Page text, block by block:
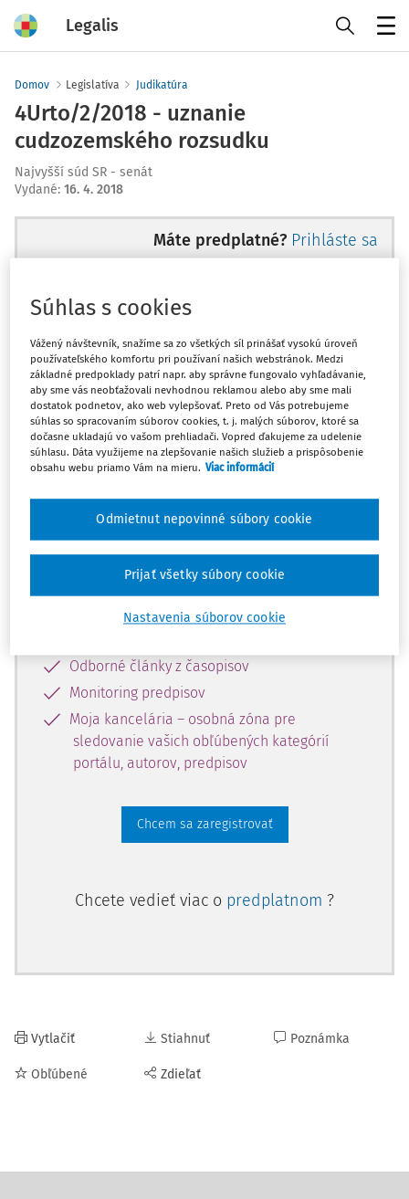
Legalis
Domov Legislatíva Judikatúra
4Urto/2/2018 - uznanie
cudzozemského rozsudku
Najvyšší súd SR - senát
Vydané: 16. 4. 2018
Máte predplatné? Prihláste sa
Ups, zatiaľ ste si prečítali len
začiatok...
Celý odborný obsah z tejto oblasti je
dostupný predplatiteľom portálu.
Odomknite si prístup k odbornému
obsahu a získajte prístup na 10 dní
zdarma, stačí sa len zaregistrovať.
Vďaka registrácii získate prístup aj k
vybranému obsahu:
Odborné články z časopisov
Monitoring predpisov
Moja kancelária – osobná zóna pre
sledovanie vašich obľúbených kategórií
portálu, autorov, predpisov
Chcem sa zaregistrovať
Chcete vedieť viac o predplatnom ?
Vytlačiť
Obľúbené
Stiahnuť
Zdieľať
Poznámka
Súhlas s cookies
Vážený návštevník, snažíme sa zo všetkých síl prinášať vysokú úroveň
používateľského komfortu pri používaní našich webstránok. Medzi
základné predpoklady patrí napr. aby správne fungovalo vyhľadávanie,
aby sme vás neobťažovali nevhodnou reklamou alebo aby sme mali
dostatok podnetov, ako web vylepšovať. Preto od Vás potrebujeme
súhlas so spracovaním súborov cookies, t. j. malých súborov, ktoré sa
dočasne ukladajú vo vašom prehliadači. Vopred ďakujeme za udelenie
súhlasu. Dáta využijeme na zlepšovanie našich služieb a prispôsobenie
obsahu webu priamo Vám na mieru. Viac informácií
Nastavenia súborov cookie
Odmietnut nepovinné súbory cookie
Prijať všetky súbory cookie